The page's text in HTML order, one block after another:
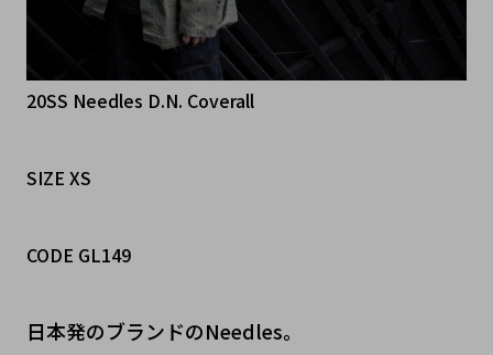
20SS Needles D.N. Coverall
SIZE XS
CODE GL149
日本発のブランドのNeedles。